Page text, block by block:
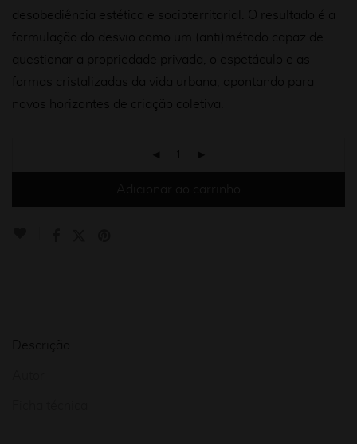
desobediência estética e socioterritorial. O resultado é a
formulação do desvio como um (anti)método capaz de
questionar a propriedade privada, o espetáculo e as
formas cristalizadas da vida urbana, apontando para
novos horizontes de criação coletiva.